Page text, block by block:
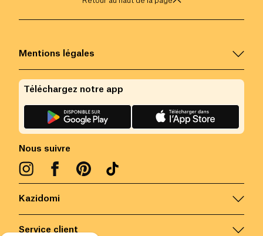
Kazidomi
Service client
Mentions légales
Nous suivre
Téléchargez notre app